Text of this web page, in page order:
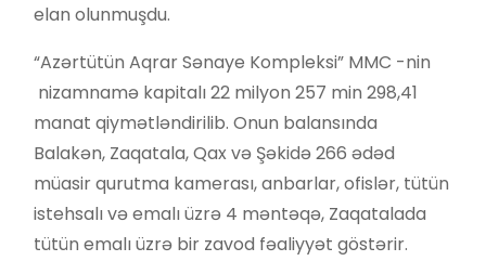
elan olunmuşdu.
“Azərtütün Aqrar Sənaye Kompleksi” MMC -nin
nizamnamə kapitalı 22 milyon 257 min 298,41
manat qiymətləndirilib. Onun balansında
Balakən, Zaqatala, Qax və Şəkidə 266 ədəd
müasir qurutma kamerası, anbarlar, ofislər, tütün
istehsalı və emalı üzrə 4 məntəqə, Zaqatalada
tütün emalı üzrə bir zavod fəaliyyət göstərir.